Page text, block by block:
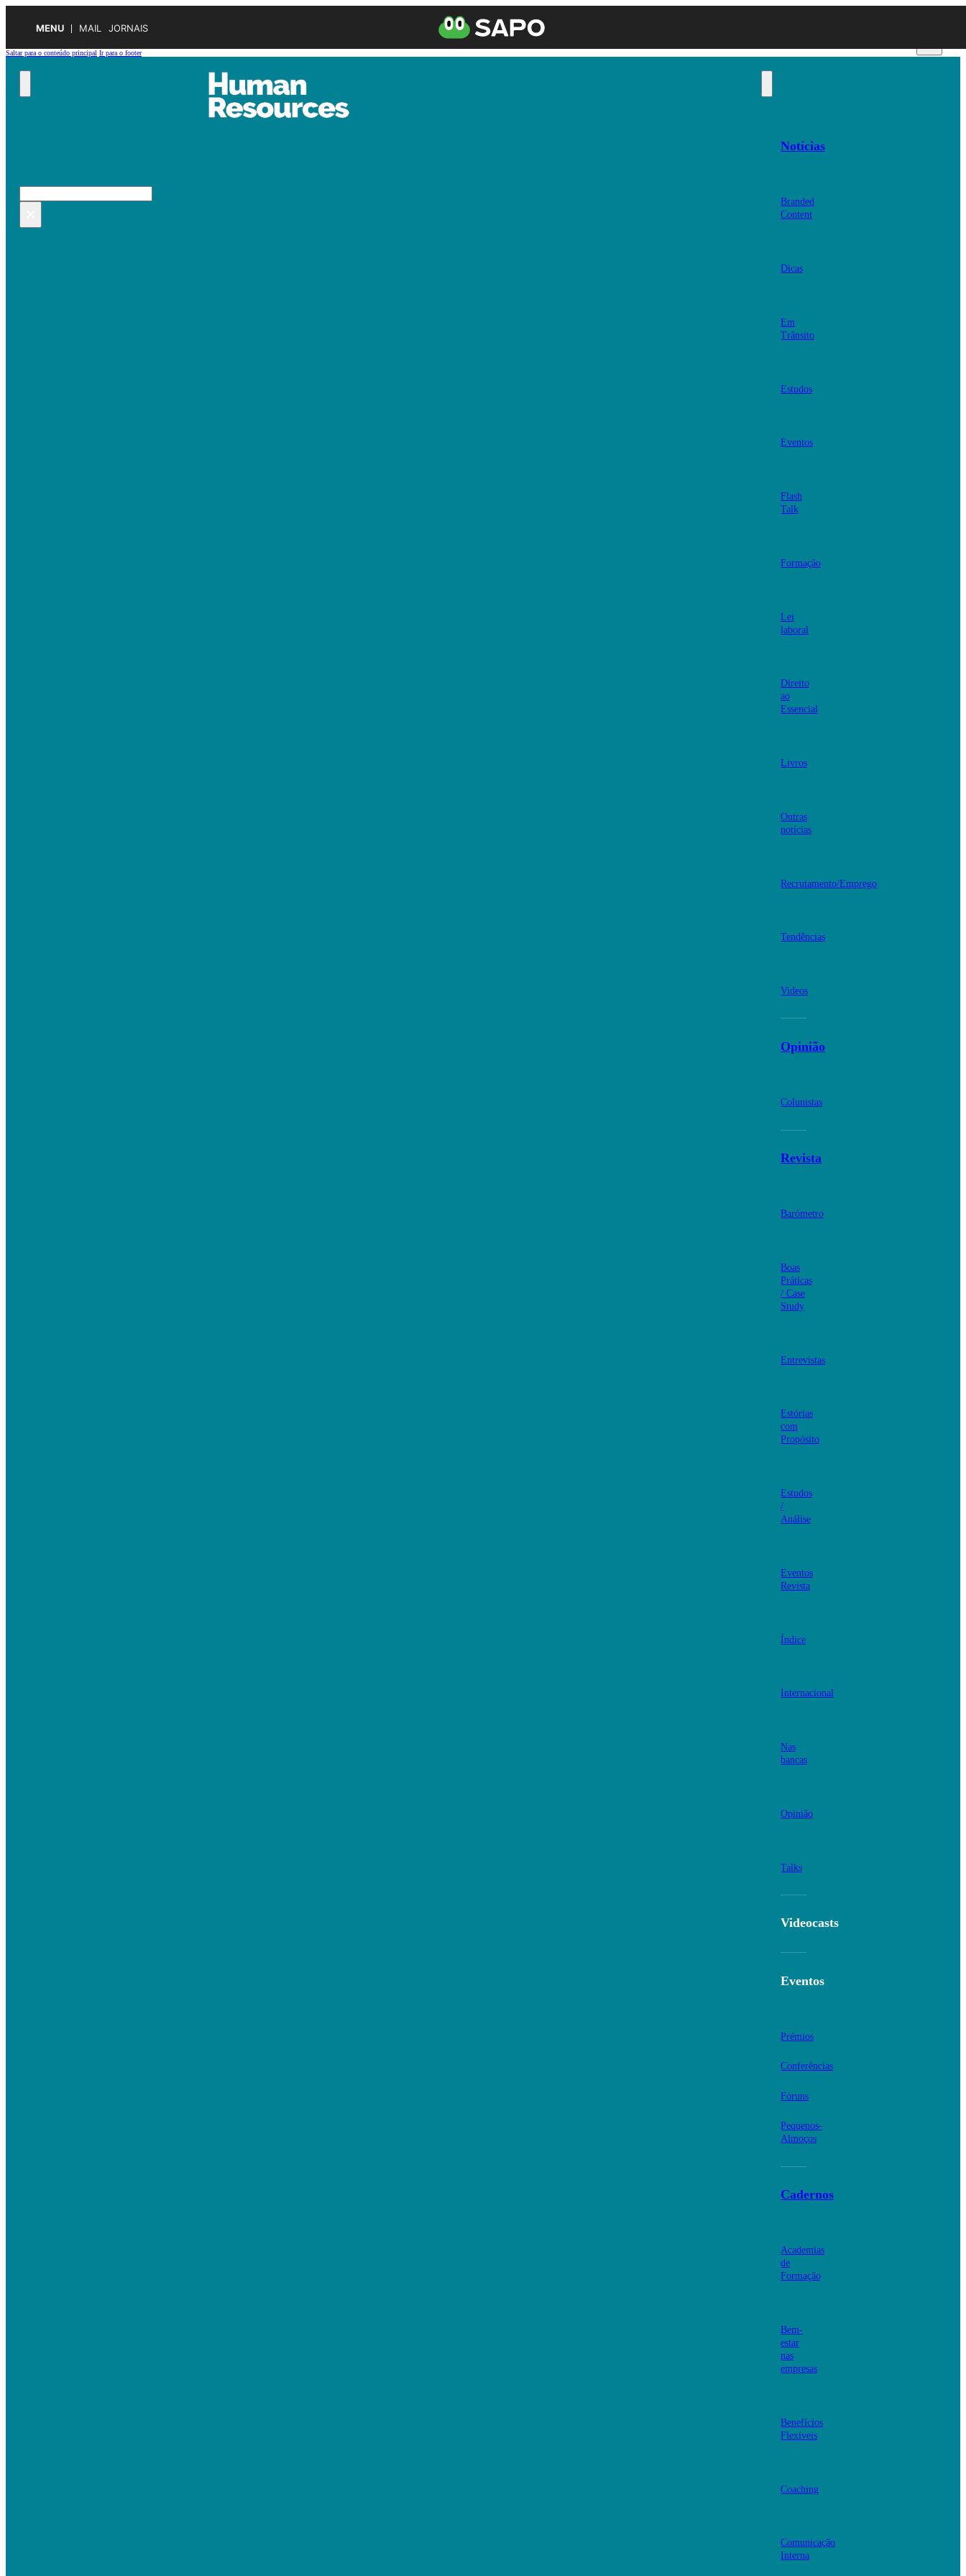
MENU MAIL JORNAIS
Saltar para o conteúdo principal Ir para o footer
Pesquisar
Notícias
Branded
Content
Dicas
Em
Trânsito
Estudos
Eventos
Flash
Talk
Formação
Lei
laboral
Direito
ao
Essencial
Livros
Outras
notícias
Recrutamento/Emprego
Tendências
Videos
Opinião
Colunistas
Revista
Barómetro
Boas
Práticas
/ Case
Study
Entrevistas
Estórias
com
Propósito
Estudos
/
Análise
Eventos
Revista
Índice
Internacional
Nas
bancas
Opinião
Talks
Videocasts
Eventos
Prémios
Conferências
Fóruns
Pequenos-
Almoços
Cadernos
Academias
de
Formação
Bem-
estar
nas
empresas
Benefícios
Flexíveis
Coaching
Comunicação
Interna